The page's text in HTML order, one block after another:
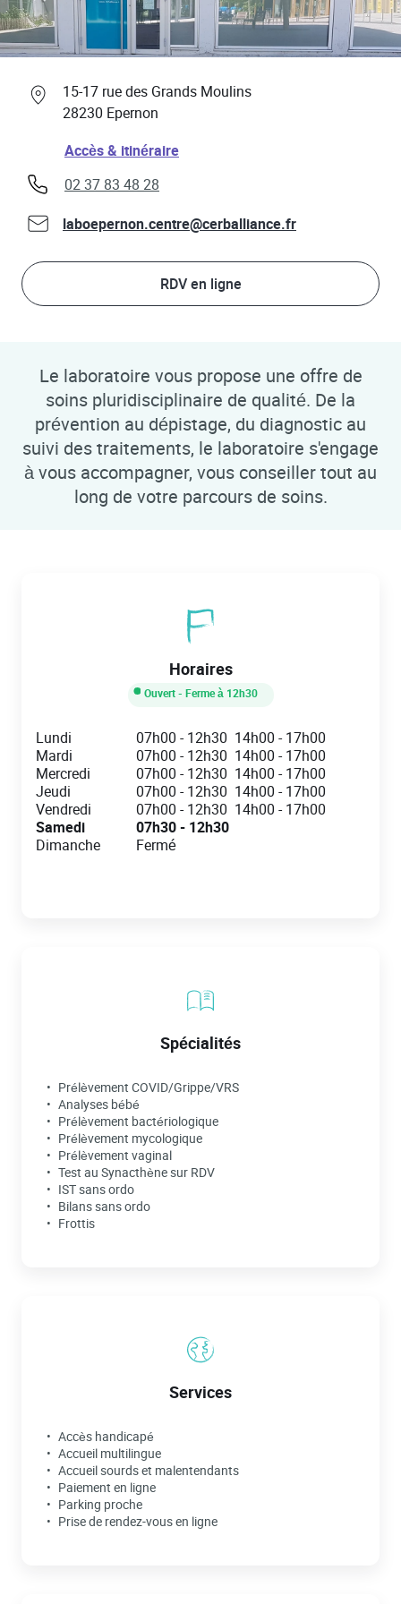
Professionnels de santé
15-17 rue des Grands Moulins
28230 Epernon
Link Opens in New Tab
Accès & itinéraireLink Opens in New Tab
phone
02 37 83 48 28
laboepernon.centre@cerballiance.fr
RDV en ligne
Le laboratoire vous propose une offre de
soins pluridisciplinaire de qualité. De la
prévention au dépistage, du diagnostic au
suivi des traitements, le laboratoire s'engage
à vous accompagner, vous conseiller tout au
long de votre parcours de soins.
Horaires
Ouvert- Ferme à 12h30
Day of the WeekHours
Lundi 07h00 -12h30 14h00 -17h00
Mardi
07h00 -12h30 14h00 -17h00
Mercredi
07h00 -12h30 14h00 -17h00
Jeudi
07h00 -12h30 14h00 -17h00
Vendredi
07h00 -12h30 14h00 -17h00
Samedi
07h30- 12h30
Dimanche
Fermé
Spécialités
Prélèvement COVID/Grippe/VRS
Analyses bébé
Prélèvement bactériologique
Prélèvement mycologique
Prélèvement vaginal
Test au Synacthène sur RDV
IST sans ordo
Bilans sans ordo
Frottis
Services
Accès handicapé
Accueil multilingue
Accueil sourds et malentendants
Paiement en ligne
Parking proche
Prise de rendez-vous en ligne